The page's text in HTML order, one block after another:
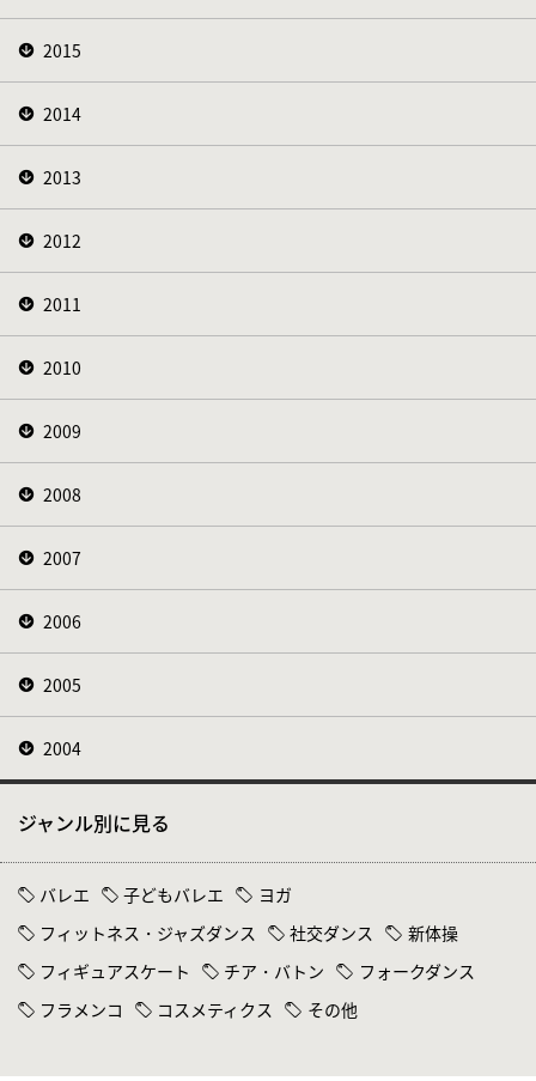
2015
2014
2013
2012
2011
2010
2009
2008
2007
2006
2005
2004
ジャンル別に見る
バレエ 子どもバレエ
ヨガ
フィットネス・ジャズダンス
社交ダンス
新体操
フィギュアスケート
チア・バトン
フォークダンス
フラメンコ
コスメティクス その他